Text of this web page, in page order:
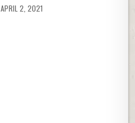
PUBLISHED DATE:
APRIL 2, 2021